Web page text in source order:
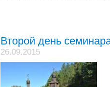
Второй день
26.09.2015